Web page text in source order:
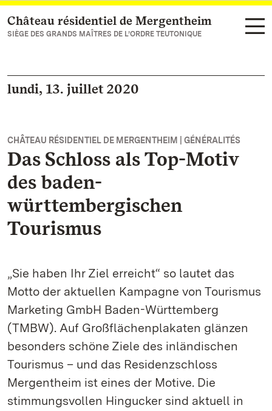
Vers la page d’accueil
Château résidentiel de Mergentheim
SIÈGE DES GRANDS MAÎTRES DE L’ORDRE TEUTONIQUE
lundi, 13. juillet 2020
CHÂTEAU RÉSIDENTIEL DE MERGENTHEIM | GÉNÉRALITÉS
Das Schloss als Top-Motiv
des baden-
württembergischen
Tourismus
„Sie haben Ihr Ziel erreicht“ so lautet das
Motto der aktuellen Kampagne von Tourismus
Marketing GmbH Baden-Württemberg
(TMBW). Auf Großflächenplakaten glänzen
besonders schöne Ziele des inländischen
Tourismus – und das Residenzschloss
Mergentheim ist eines der Motive. Die
stimmungsvollen Hingucker sind aktuell in